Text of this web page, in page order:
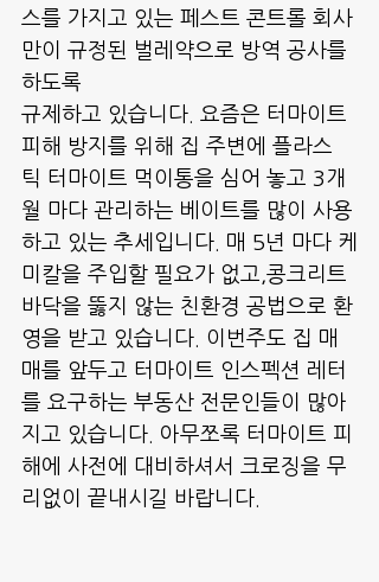
스를 가지고 있는 페스트 콘트롤 회사
만이 규정된 벌레약으로 방역 공사를
하도록
규제하고 있습니다. 요즘은 터마이트
피해 방지를 위해 집 주변에 플라스
틱 터마이트 먹이통을 심어 놓고 3개
월 마다 관리하는 베이트를 많이 사용
하고 있는 추세입니다. 매 5년 마다 케
미칼을 주입할 필요가 없고,콩크리트
바닥을 뚫지 않는 친환경 공법으로 환
영을 받고 있습니다. 이번주도 집 매
매를 앞두고 터마이트 인스펙션 레터
를 요구하는 부동산 전문인들이 많아
지고 있습니다. 아무쪼록 터마이트 피
해에 사전에 대비하셔서 크로징을 무
리없이 끝내시길 바랍니다.